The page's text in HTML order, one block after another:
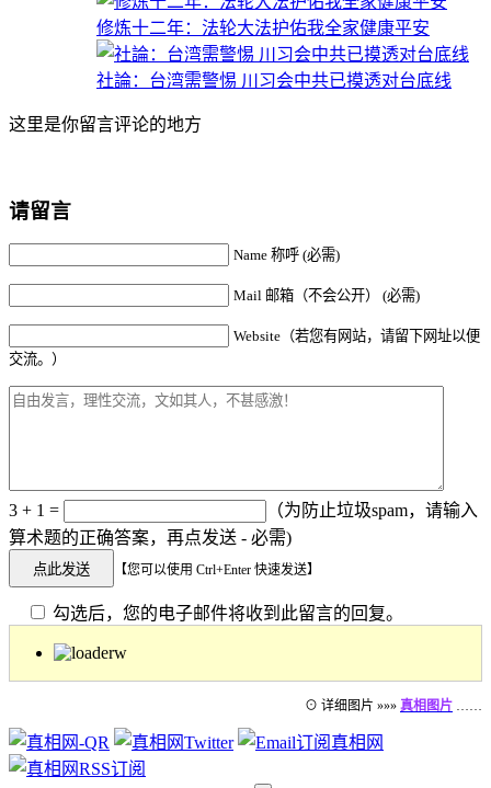
修炼十二年：法轮大法护佑我全家健康平安
社論：台湾需警惕 川习会中共已摸透对台底线
这里是你留言评论的地方
请留言
Name 称呼 (必需)
Mail 邮箱（不会公开） (必需)
Website（若您有网站，请留下网址以便
交流。）
3 + 1 =
（为防止垃圾spam，请输入
算术题的正确答案，再点发送 - 必需)
【您可以使用 Ctrl+Enter 快速发送】
勾选后，您的电子邮件将收到此留言的回复。
⊙ 详细图片 »»» 真相图片 ……